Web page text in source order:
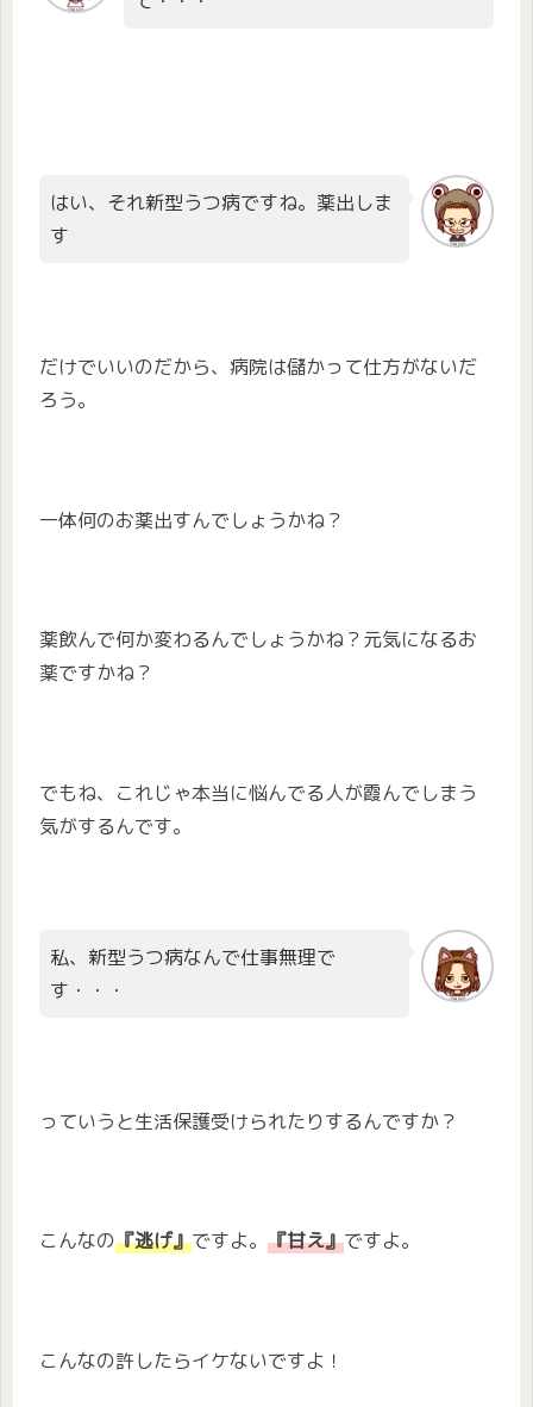
はい、それ新型うつ病ですね。薬出しま
す
だけでいいのだから、病院は儲かって仕方がないだ
ろう。
一体何のお薬出すんでしょうかね？
薬飲んで何か変わるんでしょうかね？元気になるお
薬ですかね？
でもね、これじゃ本当に悩んでる人が霞んでしまう
気がするんです。
私、新型うつ病なんで仕事無理で
す・・・
っていうと生活保護受けられたりするんですか？
こんなの『逃げ』ですよ。 『甘え』ですよ。
こんなの許したらイケないですよ！